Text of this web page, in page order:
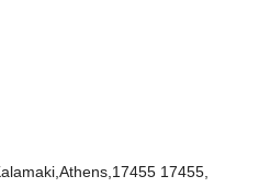
17455,